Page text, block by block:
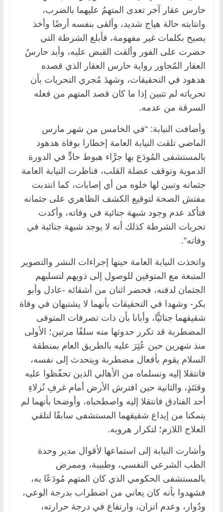
حارس عقار آخر تعدى المتهمُ عليهما بالضرب،
وانتابته حالة هياج شديد، وألقى بنفسه أرضًا وأخذ
يصيح بكلمات غير مفهومة، فأبلغ الشرطة التي
حضرت على الفور وألقت القبض عليه، وأيد حارسُ
العقار المُجاور رواية حارس العقار الذي قصده
هدهود في التحقيقات، وشهدَ مُجري التحريات بأن
تحرياته لم تتبين إذا ما كان قصد المتهم من فعله
السرقة من عدمه.
وأضافت النيابة: “في الخامس من شهر مارس
الماضي تلقت النيابة العامة إخطارا بوفاة هدهود
بالمستشفى المُودَع بها جرَّاء هبوط حادٍّ في الدورة
الدموية وتوقف عضلة القلب، فناظرت النيابة العامة
جثمانه وتبين لها خلوه من أي إصابات، كما انتدبت
مفتش الصحة لتوقيع الكشف الظاهري على جثمانه
فتأكد عدم وجود شبهة جنائية في وفاته، وأكدت
تحريات الشرطة كذلك أنه لا يوجد شبهة جنائية في
وفاته”.
واتخذت النيابة العامة حينها إجراءات النشر والتصوير
المتبعة مع المتوفين للوصول إلى ذويهم لتسليهم
الجثمان لدفنه، فحضر اثنان من أشقائه -عادل وأبو
بكر- وشهدا في التحقيقات بأنهما لا يشتبهان في وفاة
شقيقهما جنائيًّا، وأبانا بأن ذات تصرفات المتوفى
المضطربة قد تكرر حدوثها منه سلفًا مرتين؛ الأولى
منذ شهرين حين عُثِرَ عليه بالطريق العام بمنطقة
السلام يقوم بأفعال مضطربة ويتحدث إلى نفسه،
فانتقلا إليه وتسلماه من الأهالي الذين تحفّظوا عليه
وقتَئذٍ، والثانية حين افترش الأرض أمام غرفِ نُزلاءِ
أحد الفنادق فانتقلا إليه واصطحباه، وأوضحا بأنهما لم
يتمكنا من إيداع شقيقهما المستشفى سابقًا لتلقي
العلاج اللازم؛ لتكرار هروبه.
وأشارت النيابة إلى استماعها لأقوال مدير وحدة
الطب الشرعي النفسي، وطبيبة، وممرض
بالمستشفى الحكومي الذي كان المتهم مُودَعًا به،
فشهدوا بأنه كان يعاني من اضطراب بدرجة الوعي،
ودُوار، وعدم اتزان، وارتفاع في درجة حرارته،